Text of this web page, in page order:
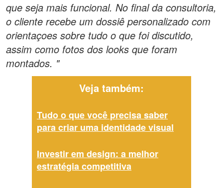
que seja mais funcional. No final da consultoria,
o cliente recebe um dossiê personalizado com
orientaçoes sobre tudo o que foi discutido,
assim como fotos dos looks que foram
montados. "
Veja também:
Tudo o que você precisa saber
para criar uma identidade visual
Investir em design: a melhor
estratégia competitiva